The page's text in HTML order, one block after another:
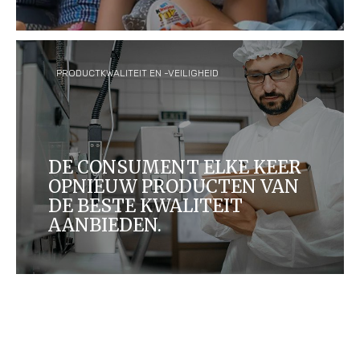
Wij willen verzekeren dat onze
marketingcommunicatie consumenten helpt bij
het maken van gepaste keuzes over de
voedingsmiddelen die ze kopen en consumeren.
PRODUCTKWALITEIT EN -VEILIGHEID
DE CONSUMENT ELKE KEER
OPNIEUW PRODUCTEN VAN
DE BESTE KWALITEIT
AANBIEDEN.
Mensen genieten van onze producten in meer dan
170 landen, en het is onze verantwoordelijkheid